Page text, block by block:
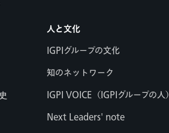
人と文化
IGPIグループの文化
知のネットワーク
IGPI VOICE（IGPIグループの人）
Next Leaders' note